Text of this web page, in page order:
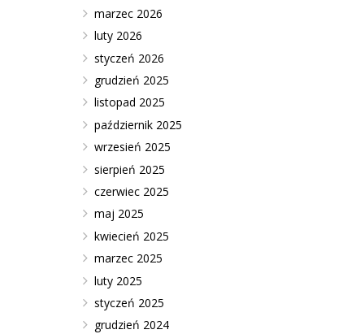
marzec 2026
luty 2026
styczeń 2026
grudzień 2025
listopad 2025
październik 2025
wrzesień 2025
sierpień 2025
czerwiec 2025
maj 2025
kwiecień 2025
marzec 2025
luty 2025
styczeń 2025
grudzień 2024